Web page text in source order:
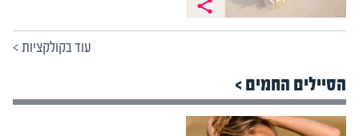
עוד בקולקציות>
הסיילים החמים >